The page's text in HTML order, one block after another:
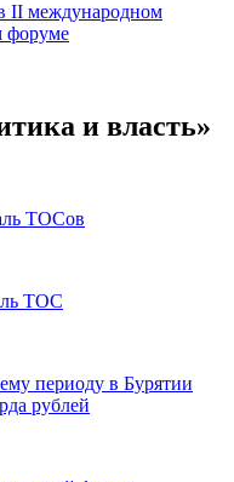
II международном
форуме
и власть»
ТОСов
ТОС
периоду в Бурятии
рублей